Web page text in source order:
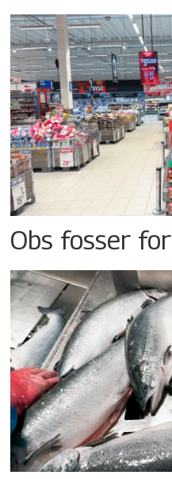
Obs fosser